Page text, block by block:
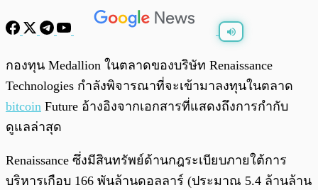
กองทุน Medallion ในตลาดของบริษัท Renaissance
Technologies กำลังพิจารณาที่จะเข้ามาลงทุนในตลาด
bitcoin Future อ้างอิงจากเอกสารที่แสดงถึงการกำกับ
ดูแลล่าสุด
Renaissance ซึ่งมีสินทรัพย์ด้านกฎระเบียบภายใต้การ
บริหารเกือบ 166 พันล้านดอลลาร์ (ประมาณ 5.4 ล้านล้าน